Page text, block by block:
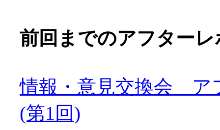
前回までのアフターレ
情報・意見交換会 ア
(第1回)